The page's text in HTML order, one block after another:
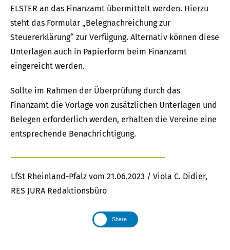
ELSTER an das Finanzamt übermittelt werden. Hierzu
steht das Formular „Belegnachreichung zur
Steuererklärung“ zur Verfügung. Alternativ können diese
Unterlagen auch in Papierform beim Finanzamt
eingereicht werden.
Sollte im Rahmen der Überprüfung durch das
Finanzamt die Vorlage von zusätzlichen Unterlagen und
Belegen erforderlich werden, erhalten die Vereine eine
entsprechende Benachrichtigung.
LfSt Rheinland-Pfalz vom 21.06.2023 / Viola C. Didier,
RES JURA Redaktionsbüro
Share